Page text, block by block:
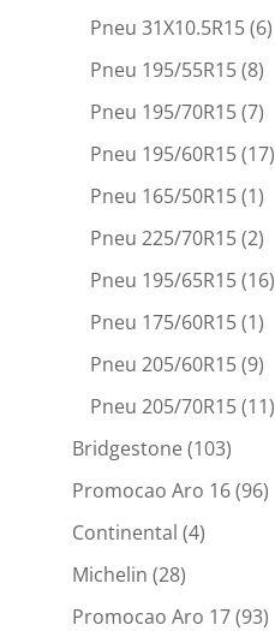
Pneu 31X10.5R15(6)
Pneu 195/55R15(8)
Pneu 195/70R15(7)
Pneu 195/60R15(17)
Pneu 165/50R15(1)
Pneu 225/70R15(2)
Pneu 195/65R15(16)
Pneu 175/60R15(1)
Pneu 205/60R15(9)
Pneu 205/70R15(11)
Bridgestone(103)
Promocao Aro 16(96)
Continental (4)
Michelin (28)
Promocao Aro 17(93)